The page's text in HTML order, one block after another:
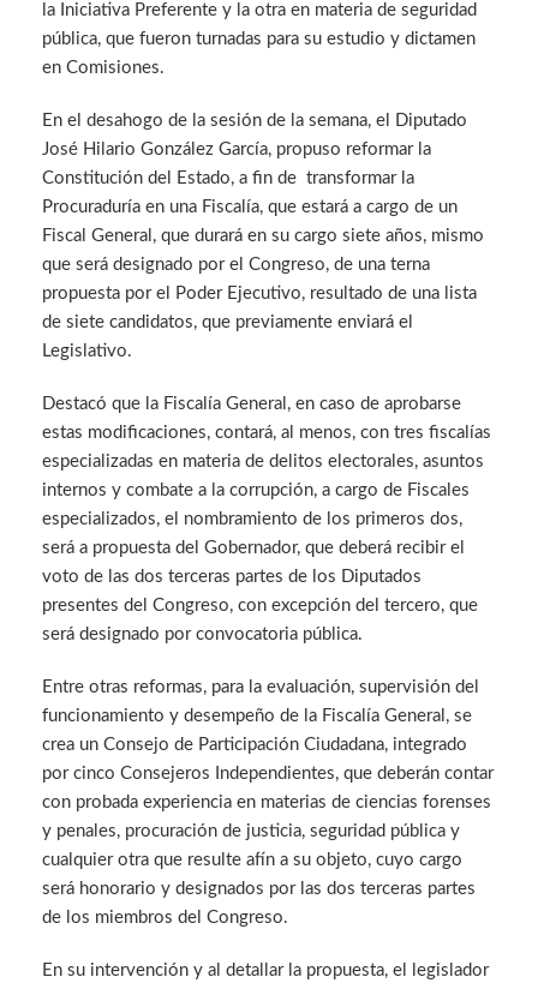
la Iniciativa Preferente y la otra en materia de seguridad
pública, que fueron turnadas para su estudio y dictamen
en Comisiones.
En el desahogo de la sesión de la semana, el Diputado
José Hilario González García, propuso reformar la
Constitución del Estado, a fin de transformar la
Procuraduría en una Fiscalía, que estará a cargo de un
Fiscal General, que durará en su cargo siete años, mismo
que será designado por el Congreso, de una terna
propuesta por el Poder Ejecutivo, resultado de una lista
de siete candidatos, que previamente enviará el
Legislativo.
Destacó que la Fiscalía General, en caso de aprobarse
estas modificaciones, contará, al menos, con tres fiscalías
especializadas en materia de delitos electorales, asuntos
internos y combate a la corrupción, a cargo de Fiscales
especializados, el nombramiento de los primeros dos,
será a propuesta del Gobernador, que deberá recibir el
voto de las dos terceras partes de los Diputados
presentes del Congreso, con excepción del tercero, que
será designado por convocatoria pública.
Entre otras reformas, para la evaluación, supervisión del
funcionamiento y desempeño de la Fiscalía General, se
crea un Consejo de Participación Ciudadana, integrado
por cinco Consejeros Independientes, que deberán contar
con probada experiencia en materias de ciencias forenses
y penales, procuración de justicia, seguridad pública y
cualquier otra que resulte afín a su objeto, cuyo cargo
será honorario y designados por las dos terceras partes
de los miembros del Congreso.
En su intervención y al detallar la propuesta, el legislador